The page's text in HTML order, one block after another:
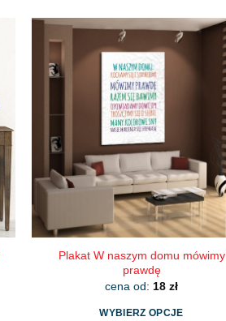
ma
wiele
wariantów.
Opcje
można
wybrać
na
stronie
produktu
Plakat W naszym domu mówimy
prawdę
cena od: 18 zł
WYBIERZ OPCJE